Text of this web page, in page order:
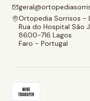
Ortopedia Sorrisos -
Rua do Hospital São
8600-716 Lagos
Faro - Portugal